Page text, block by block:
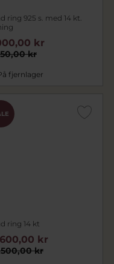
ring 925 s. med 14 kt.
kr
kr
fjernlager
ring 14 kt
kr
kr